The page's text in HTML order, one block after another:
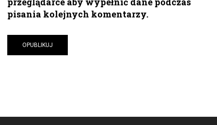
pisania kolejnych komentarzy.